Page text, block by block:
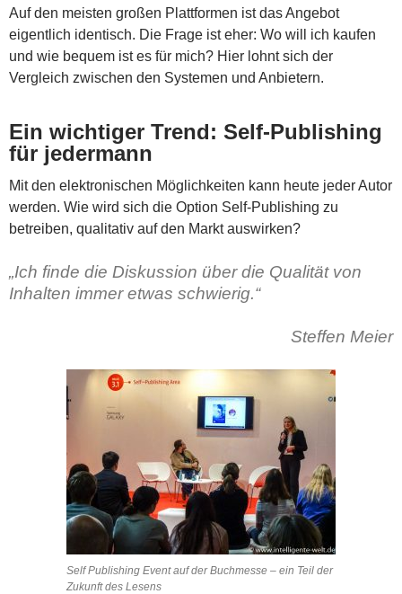
Auf den meisten großen Plattformen ist das Angebot
eigentlich identisch. Die Frage ist eher: Wo will ich kaufen
und wie bequem ist es für mich? Hier lohnt sich der
Vergleich zwischen den Systemen und Anbietern.
Ein wichtiger Trend: Self-Publishing
für jedermann
Mit den elektronischen Möglichkeiten kann heute jeder Autor
werden. Wie wird sich die Option Self-Publishing zu
betreiben, qualitativ auf den Markt auswirken?
„Ich finde die Diskussion über die Qualität von
Inhalten immer etwas schwierig.“
Steffen Meier
Self Publishing Event auf der Buchmesse – ein Teil der
Zukunft des Lesens